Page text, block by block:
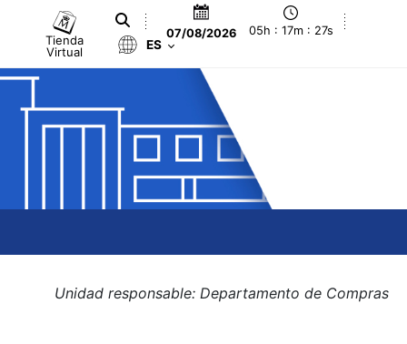
Tienda
Virtual
07/08/2026 05h : 17m : 27s
ES
Unidad responsable: Departamento de Compras